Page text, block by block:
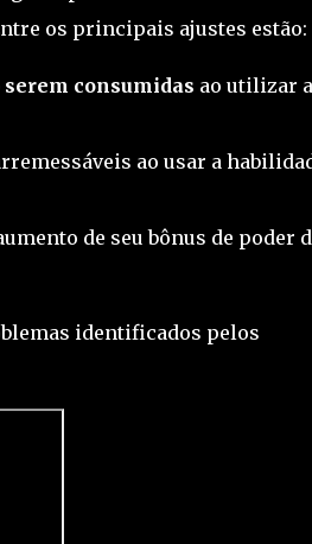
os principais ajustes estão:
consumidas ao utilizar a
ao usar a
de seu bônus de poder
identificados pelos